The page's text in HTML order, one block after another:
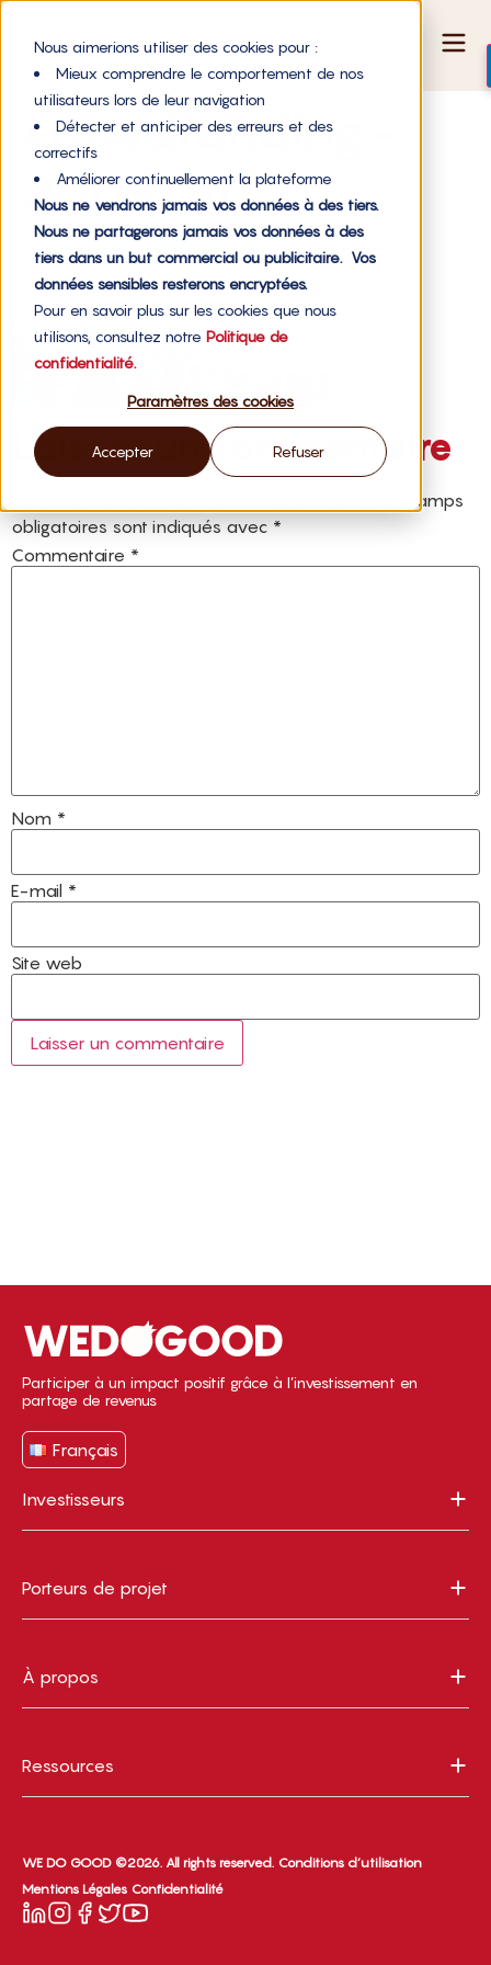
Nous aimerions utiliser des cookies pour :
Mieux comprendre le comportement de nos
utilisateurs lors de leur navigation
Détecter et anticiper des erreurs et des
correctifs
Améliorer continuellement la plateforme
Nous ne vendrons jamais vos données à des tiers.
Nous ne partagerons jamais vos données à des
tiers dans un but commercial ou publicitaire. Vos
données sensibles resterons encryptées.
Pour en savoir plus sur les cookies que nous
utilisons, consultez notre Politique de
confidentialité.
Paramètres des cookies
Accepter Refuser
crowdfunding-
300×150
Laisser un commentaire
Les champs
obligatoires sont indiqués avec *
Commentaire *
Nom *
E-mail *
Site web
Participer à un impact positif grâce à l’investissement en
partage de revenus
Français
Investisseurs
Porteurs de projet
À propos
Ressources
WE DO GOOD ©2026. All rights reserved. Conditions d’utilisation
Mentions Légales Confidentialité